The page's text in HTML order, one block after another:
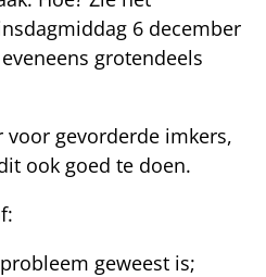
6 december
grotendeels
gevorderde imkers,
ook goed te doen.
geweest is;